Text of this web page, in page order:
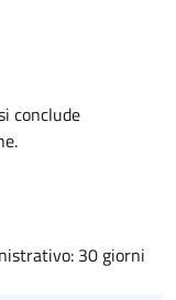
conclude
30 giorni